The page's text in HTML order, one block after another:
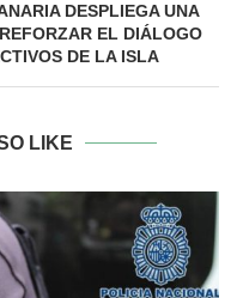
DESPLIEGA UNA
EL DIÁLOGO
DE LA ISLA
LIKE